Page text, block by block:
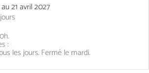
au21 avril 2027
:
les jours. Fermé le mardi.